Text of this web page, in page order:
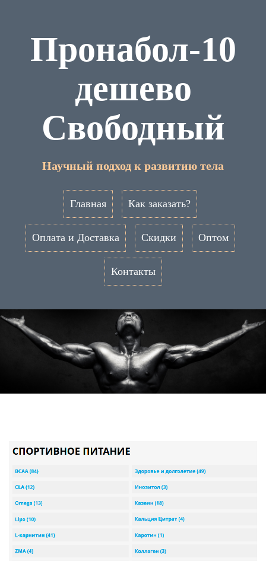
Пронабол-10
дешево
Свободный
Научный подход к развитию тела
Главная Как заказать?
Оплата и Доставка Скидки Оптом
Контакты